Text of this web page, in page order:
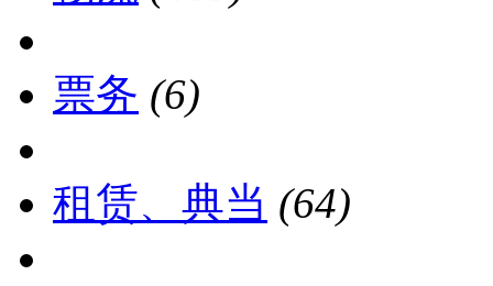
票务 (6)
租赁、典当 (64)